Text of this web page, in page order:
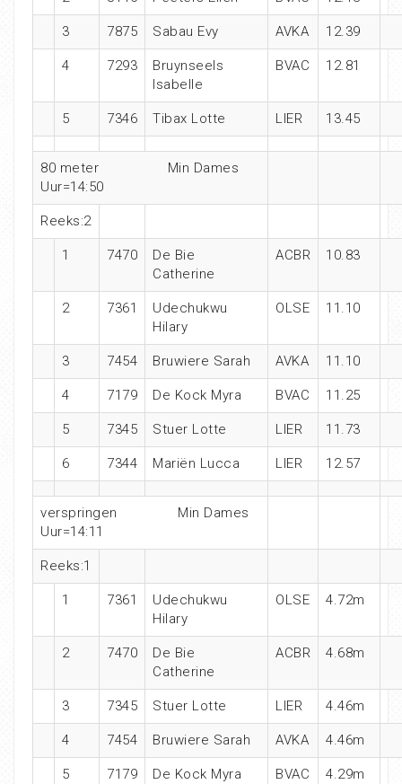
3 7875 Sabau Evy AVKA 12.39
4 7293
Bruynseels
Isabelle
BVAC 12.81
5 7346 Tibax Lotte LIER 13.45
80 meter Min Dames
Uur=14:50
Reeks:2
1 7470
De Bie
Catherine
ACBR 10.83
2 7361
Udechukwu
Hilary
OLSE 11.10
3 7454 Bruwiere Sarah AVKA 11.10
4 7179 De Kock Myra BVAC 11.25
5 7345 Stuer Lotte LIER 11.73
6 7344 Mariën Lucca LIER 12.57
verspringen Min Dames
Uur=14:11
Reeks:1
1 7361
Udechukwu
Hilary
OLSE 4.72m
2 7470
De Bie
Catherine
ACBR 4.68m
3 7345 Stuer Lotte LIER 4.46m
4 7454 Bruwiere Sarah AVKA 4.46m
5 7179 De Kock Myra BVAC 4.29m